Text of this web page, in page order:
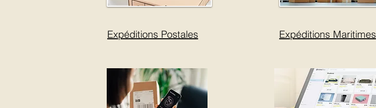
Expéditions Postales Expéditions Maritimes